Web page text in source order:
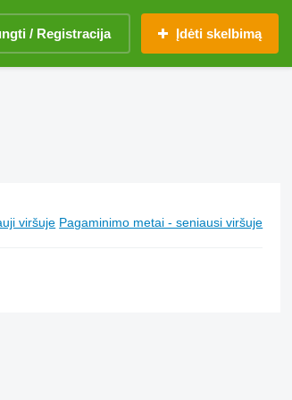
/ Registracija Įdėti skelbimą
viršuje Pagaminimo metai - seniausi viršuje